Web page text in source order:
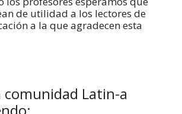
de utilidad a los lectores de
a la que agradecen esta
comunidad Latin-a